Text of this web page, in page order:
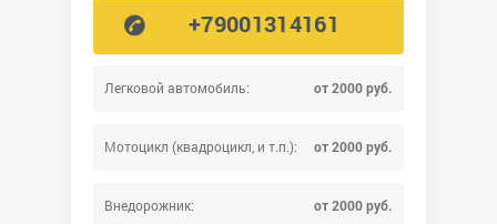
Легковой автомобиль: от 2000 руб.
Мотоцикл (квадроцикл, и т.п.): от 2000 руб.
Внедорожник: от 2000 руб.
+79001314161